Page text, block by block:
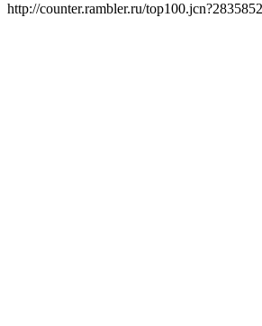
http://counter.rambler.ru/top100.jcn?2835852